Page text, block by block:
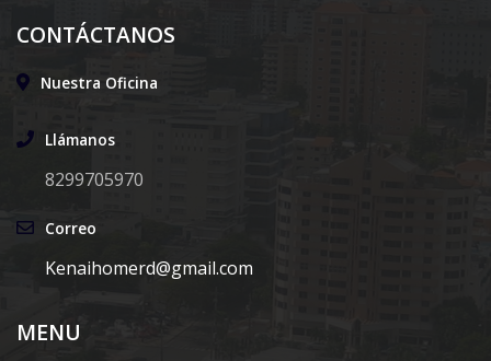
CONTÁCTANOS
Nuestra Oficina
Llámanos
8299705970
Correo
Kenaihomerd@gmail.com
MENU